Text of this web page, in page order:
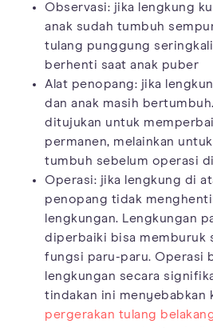
Observasi: jika lengkung
anak sudah tumbuh
tulang punggung
berhenti saat anak puber
Alat penopang: jika
dan anak masih
ditujukan untuk
permanen, melainkan
tumbuh sebelum operasi
Operasi: jika lengkung di
penopang tidak
lengkungan. Lengkungan
diperbaiki bisa memburuk
fungsi paru-paru. Operasi
lengkungan secara
tindakan ini menyebabkan
pergerakan tulang